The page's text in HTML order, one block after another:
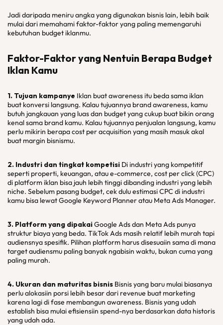
Jadi daripada meniru angka yang digunakan bisnis lain, lebih baik
mulai dari memahami faktor-faktor yang paling memengaruhi
kebutuhan budget iklanmu.
Faktor-Faktor yang Nentuin Berapa Budget
Iklan Kamu
1. Tujuan kampanye Iklan buat awareness itu beda sama iklan
buat konversi langsung. Kalau tujuannya brand awareness, kamu
butuh jangkauan yang luas dan budget yang cukup buat bikin orang
kenal sama brand kamu. Kalau tujuannya penjualan langsung, kamu
perlu mikirin berapa cost per acquisition yang masih masuk akal
buat margin bisnismu.
2. Industri dan tingkat kompetisi Di industri yang kompetitif
seperti properti, keuangan, atau e-commerce, cost per click (CPC)
di platform iklan bisa jauh lebih tinggi dibanding industri yang lebih
niche. Sebelum pasang budget, cek dulu estimasi CPC di industri
kamu bisa lewat Google Keyword Planner atau Meta Ads Manager.
3. Platform yang dipakaiGoogle Ads dan Meta Ads punya
struktur biaya yang beda. TikTok Ads masih relatif lebih murah tapi
audiensnya spesifik. Pilihan platform harus disesuaiin sama di mana
target audiensmu paling banyak ngabisin waktu, bukan cuma yang
paling murah.
4. Ukuran dan maturitas bisnis Bisnis yang baru mulai biasanya
perlu alokasiin porsi lebih besar dari revenue buat marketing
karena lagi di fase membangun awareness. Bisnis yang udah
establish bisa mulai efisiensiin spend-nya berdasarkan data historis
yang udah ada.